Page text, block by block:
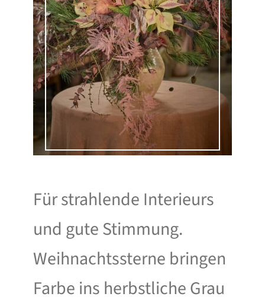
Für strahlende Interieurs
und gute Stimmung.
Weihnachtssterne bringen
Farbe ins herbstliche Grau